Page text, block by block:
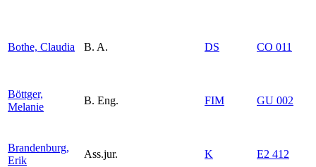
Bothe, Claudia B. A. DS CO 011
Böttger,
Melanie
B. Eng. FIM GU 002
Brandenburg,
Erik
Ass.jur. K E2 412